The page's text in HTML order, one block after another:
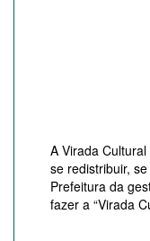
A Virada
se redistribuir,
Prefeitura da
fazer a “Virada